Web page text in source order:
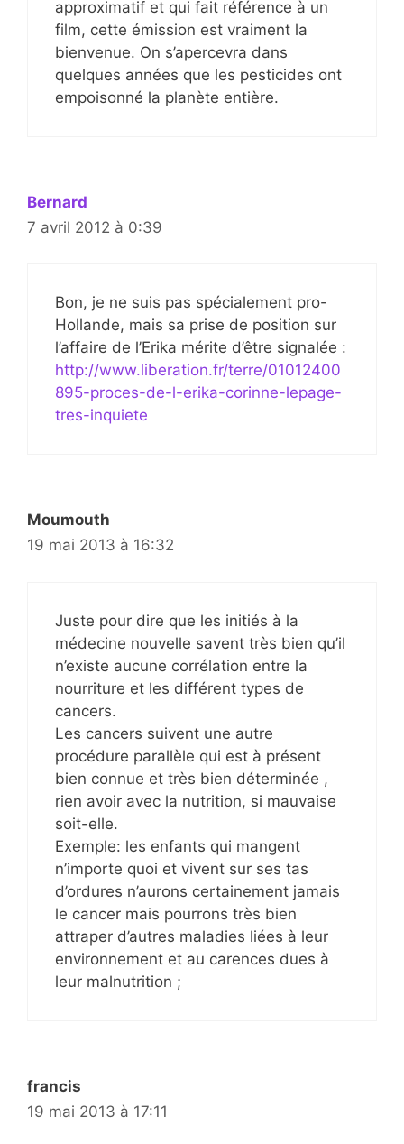
approximatif et qui fait référence à un
film, cette émission est vraiment la
bienvenue. On s’apercevra dans
quelques années que les pesticides ont
empoisonné la planète entière.
Bernard
7 avril 2012 à 0:39
Bon, je ne suis pas spécialement pro-
Hollande, mais sa prise de position sur
l’affaire de l’Erika mérite d’être signalée :
http://www.liberation.fr/terre/01012400
895-proces-de-l-erika-corinne-lepage-
tres-inquiete
Moumouth
19 mai 2013 à 16:32
Juste pour dire que les initiés à la
médecine nouvelle savent très bien qu’il
n’existe aucune corrélation entre la
nourriture et les différent types de
cancers.
Les cancers suivent une autre
procédure parallèle qui est à présent
bien connue et très bien déterminée ,
rien avoir avec la nutrition, si mauvaise
soit-elle.
Exemple: les enfants qui mangent
n’importe quoi et vivent sur ses tas
d’ordures n’aurons certainement jamais
le cancer mais pourrons très bien
attraper d’autres maladies liées à leur
environnement et au carences dues à
leur malnutrition ;
francis
19 mai 2013 à 17:11